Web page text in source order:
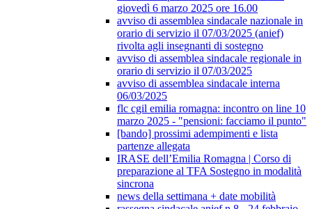
giovedì 6 marzo 2025 ore 16.00
avviso di assemblea sindacale nazionale in
orario di servizio il 07/03/2025 (anief)
rivolta agli insegnanti di sostegno
avviso di assemblea sindacale regionale in
orario di servizio il 07/03/2025
avviso di assemblea sindacale interna
06/03/2025
flc cgil emilia romagna: incontro on line 10
marzo 2025 - "pensioni: facciamo il punto"
[bando] prossimi adempimenti e lista
partenze allegata
IRASE dell’Emilia Romagna | Corso di
preparazione al TFA Sostegno in modalità
sincrona
news della settimana + date mobilità